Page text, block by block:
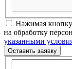
Нажимая кнопку
на обработку
указанными
Оставить заявку